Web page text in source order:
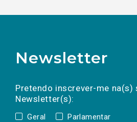
Newsletter
Pretendo inscrever-me na(s)
Newsletter(s):
Geral Parlamentar
a(s) newsletter(s).
mail